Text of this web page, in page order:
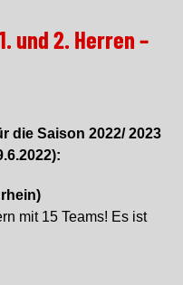
und 2. Herren –
die Saison 2022/ 2023
mit 15 Teams! Es ist